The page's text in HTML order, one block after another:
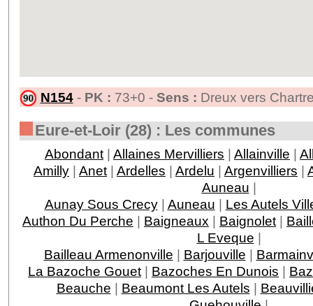
N154- PK : 73+0 - Sens : Dreux vers
Eure-et-Loir (28) : Les communes
Abondant | Allaines Mervilliers | Allainville |
Amilly | Anet | Ardelles | Ardelu | Argenvilliers |
Auneau |
Aunay Sous Crecy| Auneau | Les Autels
Authon Du Perche | Baigneaux | Baignolet |
L Eveque |
Bailleau Armenonville | Barjouville |
La Bazoche Gouet | Bazoches En Dunois |
Beauche | Beaumont Les Autels |